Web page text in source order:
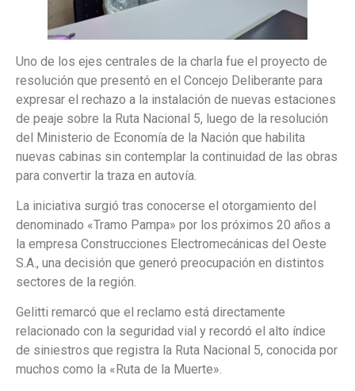
Uno de los ejes centrales de la charla fue el proyecto de
resolución que presentó en el Concejo Deliberante para
expresar el rechazo a la instalación de nuevas estaciones
de peaje sobre la Ruta Nacional 5, luego de la resolución
del Ministerio de Economía de la Nación que habilita
nuevas cabinas sin contemplar la continuidad de las obras
para convertir la traza en autovía.
La iniciativa surgió tras conocerse el otorgamiento del
denominado «Tramo Pampa» por los próximos 20 años a
la empresa Construcciones Electromecánicas del Oeste
S.A., una decisión que generó preocupación en distintos
sectores de la región.
Gelitti remarcó que el reclamo está directamente
relacionado con la seguridad vial y recordó el alto índice
de siniestros que registra la Ruta Nacional 5, conocida por
muchos como la «Ruta de la Muerte».